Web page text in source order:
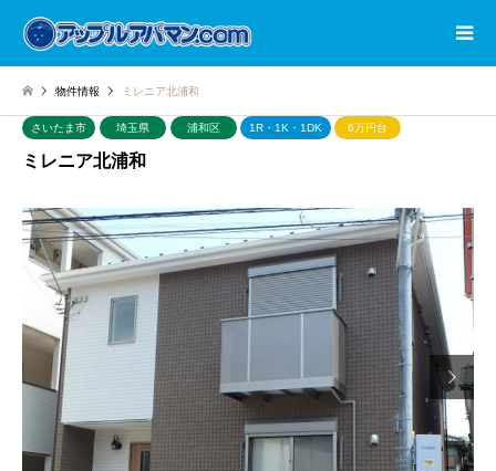
物件情報 ミレニア北浦和
さいたま市 埼玉県 浦和区 1R・1K・1DK 6万円台
ミレニア北浦和
